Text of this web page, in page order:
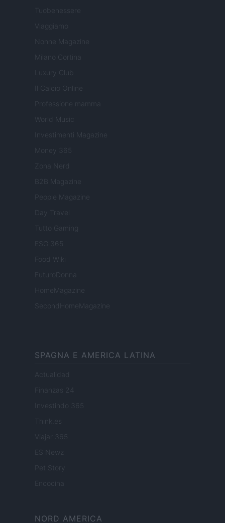
Tuobenessere
Viaggiamo
Nonne Magazine
Milano Cortina
Luxury Club
Il Calcio Online
Professione mamma
World Music
Investimenti Magazine
Money 365
Zona Nerd
B2B Magazine
People Magazine
Day Travel
Tutto Gaming
ESG 365
Food Wiki
FuturoDonna
HomeMagazine
SecondHomeMagazine
SPAGNA E AMERICA LATINA
Actualidad
Finanzas 24
Investindo 365
Think.es
Viajar 365
ES Newz
Pet Story
Encocina
NORD AMERICA